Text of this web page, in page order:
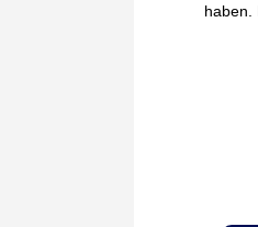
haben.